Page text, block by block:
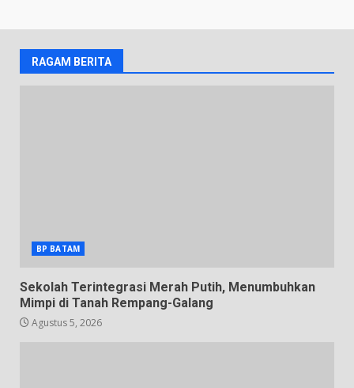
RAGAM BERITA
BP BATAM
Sekolah Terintegrasi Merah Putih, Menumbuhkan
Mimpi di Tanah Rempang-Galang
Agustus 5, 2026